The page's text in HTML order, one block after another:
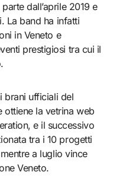
dall’aprile 2019 e
La band ha infatti
in Veneto e
prestigiosi tra cui il
brani ufficiali del
ottiene la vetrina web
e il successivo
tra i 10 progetti
a luglio vince
Veneto.